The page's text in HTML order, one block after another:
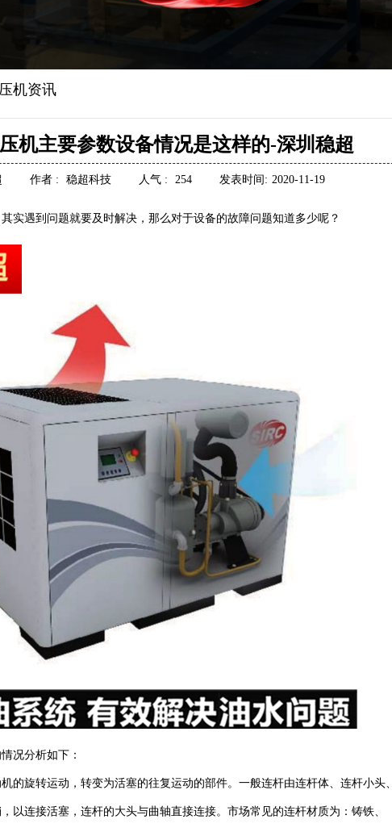
机资讯
机主要参数设备情况是这样的-深圳稳超
作者 : 稳超科技 人气 : 254 发表时间: 2020-11-19
实遇到问题就要及时解决，那么对于设备的故障问题知道多少呢？
况分析如下：
的旋转运动，转变为活塞的往复运动的部件。一般连杆由连杆体、连杆小头、
以连接活塞，连杆的大头与曲轴直接连接。市场常见的连杆材质为：铸铁、